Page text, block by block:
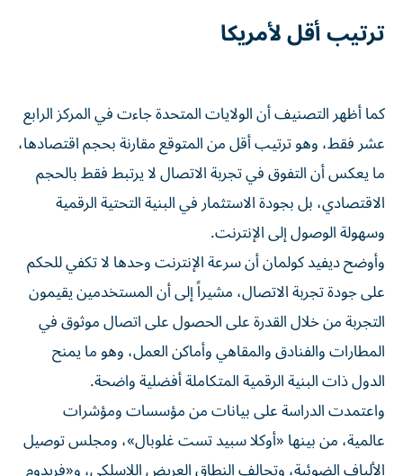
ترتيب أقل لأمريكا
كما أظهر التصنيف أن الولايات المتحدة جاءت في المركز الرابع
عشر فقط، وهو ترتيب أقل من المتوقع مقارنة بحجم اقتصادها،
ما يعكس أن التفوق في تجربة الاتصال لا يرتبط فقط بالحجم
الاقتصادي، بل بجودة الاستثمار في البنية التحتية الرقمية
وسهولة الوصول إلى الإنترنت.
وأوضح ديفيد كولمان أن سرعة الإنترنت وحدها لا تكفي للحكم
على جودة تجربة الاتصال، مشيراً إلى أن المستخدمين يقيمون
التجربة من خلال القدرة على الحصول على اتصال موثوق في
المطارات والفنادق والمقاهي وأماكن العمل، وهو ما يمنح
الدول ذات البنية الرقمية المتكاملة أفضلية واضحة.
واعتمدت الدراسة على بيانات من مؤسسات ومؤشرات
عالمية، من بينها «أوكلا سبيد تست غلوبال»، ومجلس توصيل